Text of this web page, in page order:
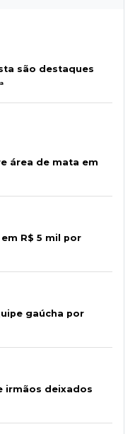
são destaques
área de mata em
R$ 5 mil por
gaúcha por
irmãos deixados